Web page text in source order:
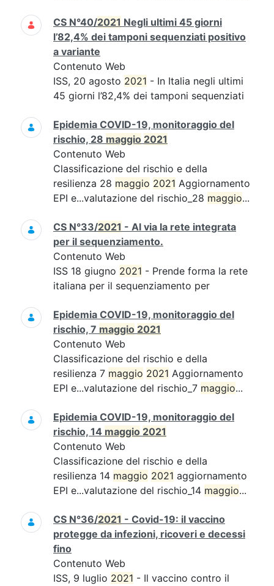
CS N°40/2021 Negli ultimi 45 giorni
l’82,4% dei tamponi sequenziati positivo
a variante
Contenuto Web
ISS, 20 agosto 2021 - In Italia negli ultimi
45 giorni l’82,4% dei tamponi sequenziati
Epidemia COVID-19, monitoraggio del
rischio, 28 maggio 2021
Contenuto Web
Classificazione del rischio e della
resilienza 28 maggio 2021 Aggiornamento
EPI e...valutazione del rischio_28 maggio...
CS N°33/2021 - Al via la rete integrata
per il sequenziamento.
Contenuto Web
ISS 18 giugno 2021 - Prende forma la rete
italiana per il sequenziamento per
Epidemia COVID-19, monitoraggio del
rischio, 7 maggio 2021
Contenuto Web
Classificazione del rischio e della
resilienza 7 maggio 2021 Aggiornamento
EPI e...valutazione del rischio_7 maggio...
Epidemia COVID-19, monitoraggio del
rischio, 14 maggio 2021
Contenuto Web
Classificazione del rischio e della
resilienza 14 maggio 2021 aggiornamento
EPI e...valutazione del rischio_14 maggio...
CS N°36/2021 - Covid-19: il vaccino
protegge da infezioni, ricoveri e decessi
fino
Contenuto Web
ISS, 9 luglio 2021 - Il vaccino contro il